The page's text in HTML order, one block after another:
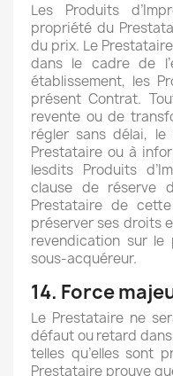
Les Produits
propriété du
du prix. Le
dans le cadre de
établissement, les
présent Contrat.
revente ou de
régler sans délai,
Prestataire ou à
lesdits Produits
clause de réserve
Prestataire de
préserver ses droits
revendication sur le
sous-acquéreur.
14. Force
Le Prestataire ne
défaut ou retard
telles qu’elles sont
Prestataire prouve